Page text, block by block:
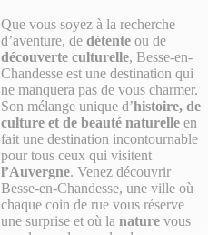
Que vous soyez à la recherche
d’aventure, de détenteou de
découverte culturelle, Besse-en-
Chandesse est une destination qui
ne manquera pas de vous charmer.
Son mélange unique d’histoire, de
culture et de beauté naturelleen
fait une destination incontournable
pour tous ceux qui visitent
l’Auvergne. Venez découvrir
Besse-en-Chandesse, une ville où
chaque coin de rue vous réserve
une surprise et où la naturevous